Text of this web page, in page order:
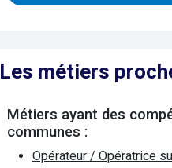
Les métiers
Métiers ayant des
communes :
Opérateur / Opératrice